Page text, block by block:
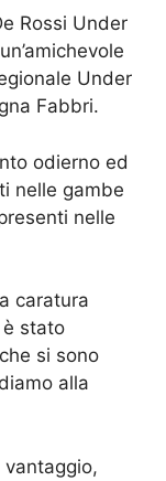
Rossi Under
Under
Fabbri.
odierno ed
nelle gambe
nelle
caratura
è stato
si sono
alla